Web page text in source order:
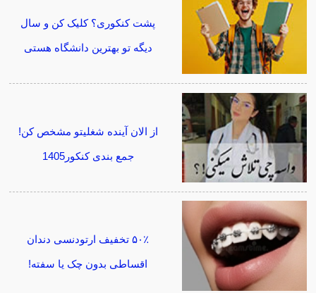
پشت کنکوری؟ کلیک کن و سال
دیگه تو بهترین دانشگاه هستی
از الان آینده شغلیتو مشخص کن!
جمع بندی کنکور1405
۵۰٪ تخفیف ارتودنسی دندان
اقساطی بدون چک یا سفته!